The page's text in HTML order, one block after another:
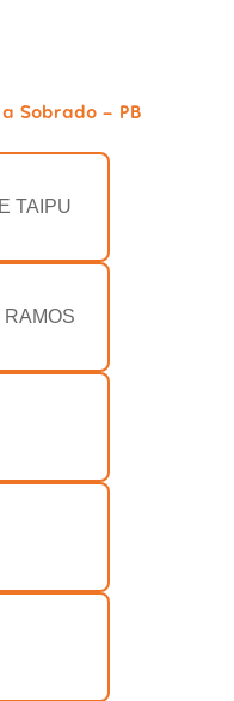
Sobrado - PB
TAIPU
RAMOS